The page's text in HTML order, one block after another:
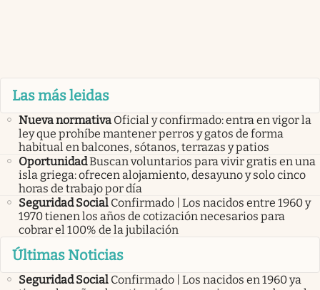
Las más leidas
Nueva normativa Oficial y confirmado: entra en vigor la
ley que prohíbe mantener perros y gatos de forma
habitual en balcones, sótanos, terrazas y patios
OportunidadBuscan voluntarios para vivir gratis en una
isla griega: ofrecen alojamiento, desayuno y solo cinco
horas de trabajo por día
Seguridad Social Confirmado | Los nacidos entre 1960 y
1970 tienen los años de cotización necesarios para
cobrar el 100% de la jubilación
Últimas Noticias
Seguridad Social Confirmado | Los nacidos en 1960 ya